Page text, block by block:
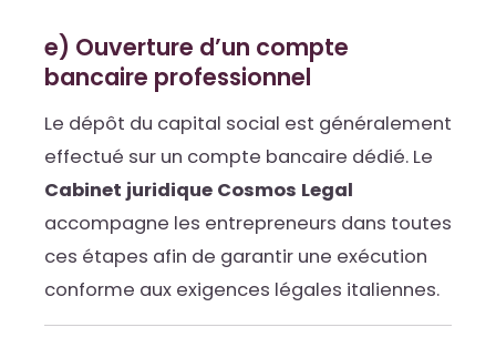
e) Ouverture d’un compte
bancaire professionnel
Le dépôt du capital social est généralement
effectué sur un compte bancaire dédié. Le
Cabinet juridique Cosmos Legal
accompagne les entrepreneurs dans toutes
ces étapes afin de garantir une exécution
conforme aux exigences légales italiennes.